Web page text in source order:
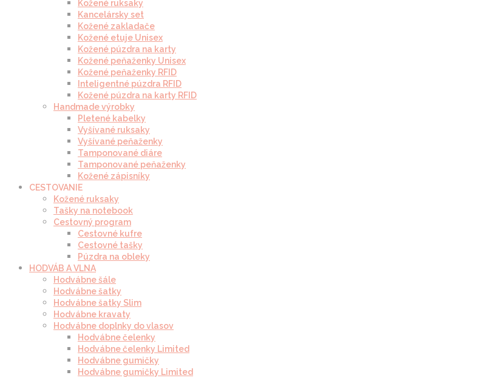
Kožené ruksaky
Kancelársky set
Kožené zakladače
Kožené etuje Unisex
Kožené púzdra na karty
Kožené peňaženky Unisex
Kožené peňaženky RFID
Inteligentné púzdra RFID
Kožené púzdra na karty RFID
Handmade výrobky
Pletené kabelky
Vyšívané ruksaky
Vyšívané peňaženky
Tamponované diáre
Tamponované peňaženky
Kožené zápisníky
CESTOVANIE
Kožené ruksaky
Tašky na notebook
Cestovný program
Cestovné kufre
Cestovné tašky
Púzdra na obleky
HODVÁB A VLNA
Hodvábne šále
Hodvábne šatky
Hodvábne šatky Slim
Hodvábne kravaty
Hodvábne doplnky do vlasov
Hodvábne čelenky
Hodvábne čelenky Limited
Hodvábne gumičky
Hodvábne gumičky Limited